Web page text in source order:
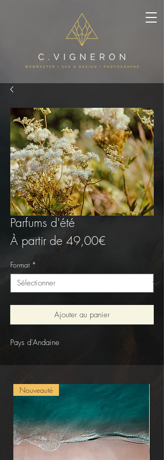
Parfums d'été
À partir de 49,00€Prix
Format *
Ajouter au panier
Pays d'Andaine
Nouveauté